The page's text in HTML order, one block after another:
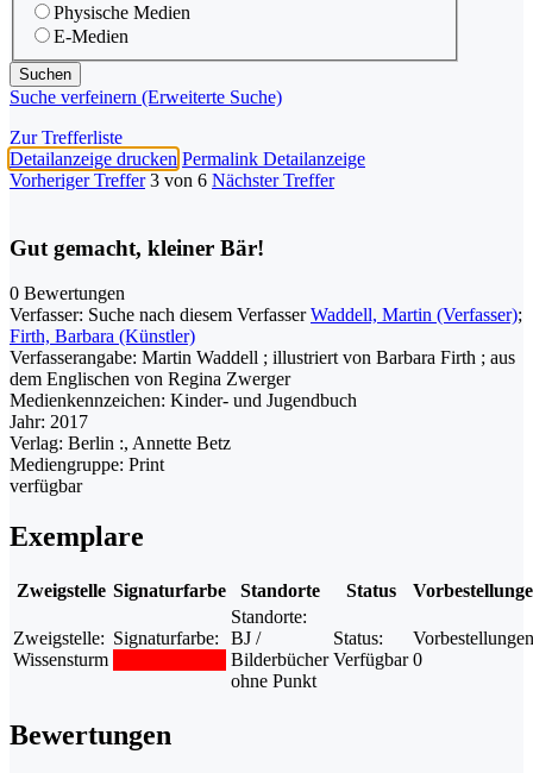
Physische Medien
E-Medien
Suche verfeinern (Erweiterte Suche)
Zur Trefferliste
Detailanzeige drucken Permalink Detailanzeige
Vorheriger Treffer 3 von 6 Nächster Treffer
Gut gemacht, kleiner Bär!
0 Bewertungen
Verfasser: Suche nach diesem Verfasser Waddell, Martin (Verfasser);
Firth, Barbara (Künstler)
Verfasserangabe: Martin Waddell ; illustriert von Barbara Firth ; aus
dem Englischen von Regina Zwerger
Medienkennzeichen: Kinder- und Jugendbuch
Jahr: 2017
Verlag: Berlin :, Annette Betz
Mediengruppe: Print
verfügbar
Exemplare
Zweigstelle Signaturfarbe Standorte Status
Zweigstelle:
Wissensturm
Signaturfarbe:
Standorte:
BJ /
Bilderbücher
ohne Punkt
Status:
Verfügbar 0
Bewertungen